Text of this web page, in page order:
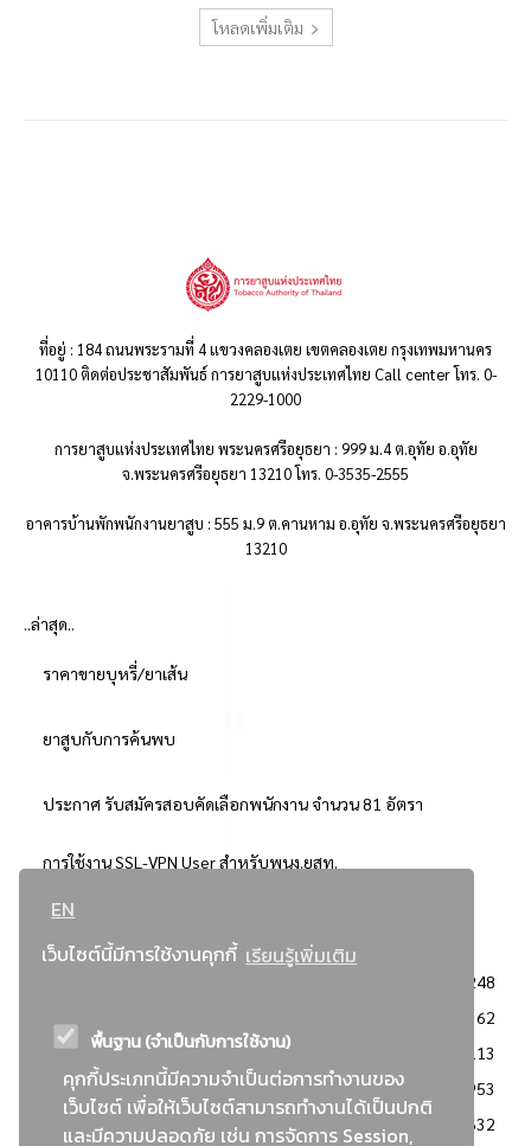
EN
เว็บไซต์นี้มีการใช้งานคุกกี้ เรียนรู้เพิ่มเติม
พื้นฐาน (จำเป็นกับการใช้งาน)
คุกกี้ประเภทนี้มีความจำเป็นต่อการทำงานของ
เว็บไซต์ เพื่อให้เว็บไซต์สามารถทำงานได้เป็นปกติ
และมีความปลอดภัย เช่น การจัดการ Session,
โหลดเพิ่มเติม
ที่อยู่ : 184 ถนนพระรามที่ 4 แขวงคลองเตย เขตคลองเตย กรุงเทพมหานคร
10110 ติดต่อประชาสัมพันธ์ การยาสูบแห่งประเทศไทย Call center โทร. 0-
2229-1000
การยาสูบแห่งประเทศไทย พระนครศรีอยุธยา : 999 ม.4 ต.อุทัย อ.อุทัย
จ.พระนครศรีอยุธยา 13210 โทร. 0-3535-2555
อาคารบ้านพักพนักงานยาสูบ : 555 ม.9 ต.คานหาม อ.อุทัย จ.พระนครศรีอยุธยา
13210
..ล่าสุด..
ราคาขายบุหรี่/ยาเส้น
ยาสูบกับการค้นพบ
ประกาศ รับสมัครสอบคัดเลือกพนักงาน จำนวน 81 อัตรา
การใช้งาน SSL-VPN User สำหรับพนง.ยสท.
..ยอดนิยม..
3248
2362
: วิธีเฉพาะเจาะจง
2113
ข่าวสาร/ประกาศ
1953
: เอกสารส่งเสริมความโปร่งใสในการจัดซื้อจัดจ้าง
1632